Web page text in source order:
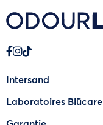
Intersand
Laboratoires Blücare